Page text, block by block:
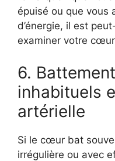
épuisé ou que vous
d’énergie, il est
examiner votre cœur
6.
inhabituels
artérielle
Si le cœur bat
irrégulière ou avec